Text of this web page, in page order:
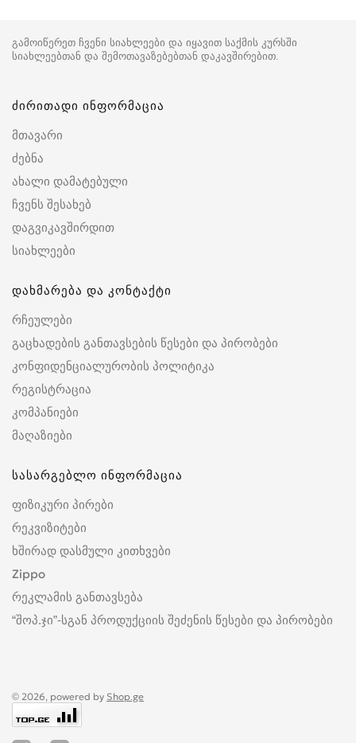
გამოიწერეთ ჩვენი სიახლეები და იყავით საქმის კურსში
სიახლეებთან და შემოთავაზებებთან დაკავშირებით.
ძირითადი ინფორმაცია
მთავარი
ძებნა
ახალი დამატებული
ჩვენს შესახებ
დაგვიკავშირდით
სიახლეები
დახმარება და კონტაქტი
რჩეულები
გაცხადების განთავსების წესები და პირობები
კონფიდენციალურობის პოლიტიკა
რეგისტრაცია
კომპანიები
მაღაზიები
სასარგებლო ინფორმაცია
ფიზიკური პირები
რეკვიზიტები
ხშირად დასმული კითხვები
Zippo
რეკლამის განთავსება
“შოპ.ჯი”-სგან პროდუქციის შეძენის წესები და პირობები
© 2026, powered by Shop.ge